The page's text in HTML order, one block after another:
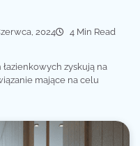
2024
4 Min Read
zyskują na
mające na celu